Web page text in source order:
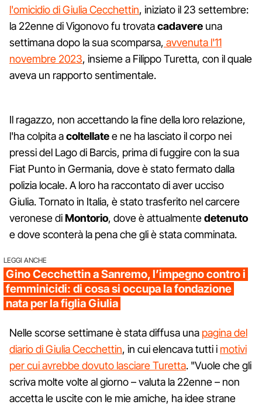
l'omicidio di Giulia Cecchettin, iniziato il 23 settembre:
la 22enne di Vigonovo fu trovatacadavere una
settimana dopo la sua scomparsa, avvenuta l'11
novembre 2023, insieme a Filippo Turetta, con il quale
aveva un rapporto sentimentale.
Il ragazzo, non accettando la fine della loro relazione,
l'ha colpita acoltellatee ne ha lasciato il corpo nei
pressi del Lago di Barcis, prima di fuggire con la sua
Fiat Punto in Germania, dove è stato fermato dalla
polizia locale. A loro ha raccontato di aver ucciso
Giulia. Tornato in Italia, è stato trasferito nel carcere
veronese diMontorio, dove è attualmentedetenuto
e dove sconterà la pena che gli è stata comminata.
LEGGI ANCHE
Gino Cecchettin a Sanremo, l’impegno contro i
femminicidi: di cosa si occupa la fondazione
nata per la figlia Giulia
Nelle scorse settimane è stata diffusa una pagina del
diario di Giulia Cecchettin, in cui elencava tutti i motivi
per cui avrebbe dovuto lasciare Turetta. "Vuole che gli
scriva molte volte al giorno – valuta la 22enne – non
accetta le uscite con le mie amiche, ha idee strane